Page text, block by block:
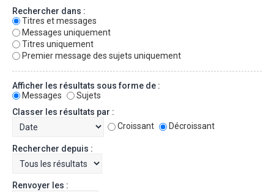
Rechercher dans :
Titres et messages
Messages uniquement
Titres uniquement
Premier message des sujets uniquement
Afficher les résultats sous forme de :
Messages
Sujets
Classer les résultats par :
Croissant
Décroissant
Rechercher depuis :
Renvoyer les :